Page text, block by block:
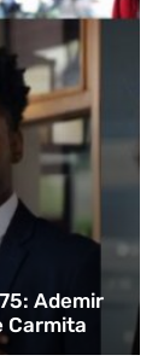
Ademir
Carmita